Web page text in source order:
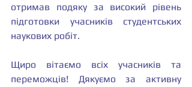
отримав подяку за високий рівень
підготовки учасників студентських
наукових робіт.
Щиро вітаємо всіх учасників та
переможців! Дякуємо за активну